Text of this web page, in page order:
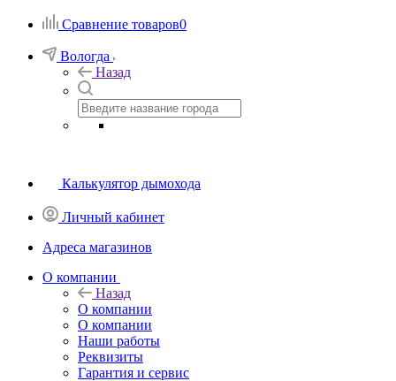
Сравнение товаров0
Вологда
Назад
Калькулятор дымохода
Личный кабинет
Адреса магазинов
O компании
Назад
O компании
О компании
Наши работы
Реквизиты
Гарантия и сервис